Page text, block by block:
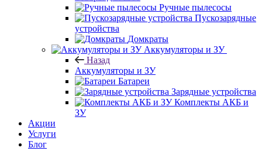
Ручные пылесосы
Пускозарядные
устройства
Домкраты
Аккумуляторы и ЗУ
Назад
Аккумуляторы и ЗУ
Батареи
Зарядные устройства
Комплекты АКБ и
ЗУ
Акции
Услуги
Блог